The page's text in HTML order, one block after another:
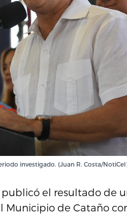
investigado. (Juan R. Costa/
el resultado de
de Cataño